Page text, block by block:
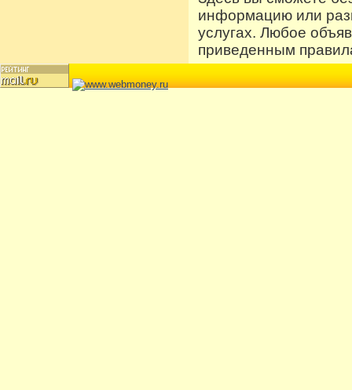
информацию или
услугах. Любое
приведенным